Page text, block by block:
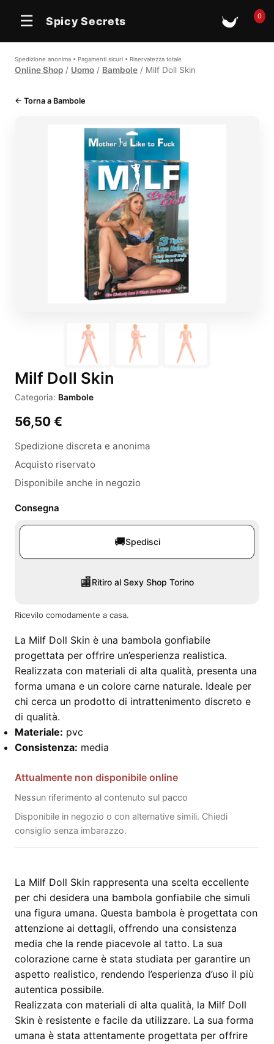
☰ Spicy Secrets 🛒0
Spedizione anonima • Pagamenti sicuri • Riservatezza totale
Online Shop / Uomo / Bambole / Milf Doll Skin
← Torna a Bambole
Milf Doll Skin
Categoria: Bambole
56,50 €
Spedizione discreta e anonima
Acquisto riservato
Disponibile anche in negozio
Consegna
🚚Spedisci
🏬Ritiro al Sexy Shop Torino
Ricevilo comodamente a casa.
La Milf Doll Skin è una bambola gonfiabile
progettata per offrire un’esperienza realistica.
Realizzata con materiali di alta qualità, presenta una
forma umana e un colore carne naturale. Ideale per
chi cerca un prodotto di intrattenimento discreto e
di qualità.
Materiale: pvc
Consistenza: media
Attualmente non disponibile online
Nessun riferimento al contenuto sul pacco
Disponibile in negozio o con alternative simili. Chiedi
consiglio senza imbarazzo.
La Milf Doll Skin rappresenta una scelta eccellente
per chi desidera una bambola gonfiabile che simuli
una figura umana. Questa bambola è progettata con
attenzione ai dettagli, offrendo una consistenza
media che la rende piacevole al tatto. La sua
colorazione carne è stata studiata per garantire un
aspetto realistico, rendendo l’esperienza d’uso il più
autentica possibile.
Realizzata con materiali di alta qualità, la Milf Doll
Skin è resistente e facile da utilizzare. La sua forma
umana è stata attentamente progettata per offrire